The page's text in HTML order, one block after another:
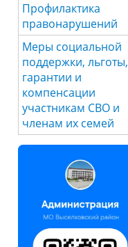
Профилактика
правонарушений
Меры социальной
поддержки, льготы,
гарантии и
компенсации
участникам СВО и
членам их семей